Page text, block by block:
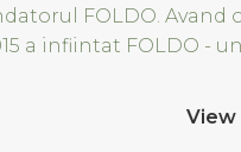
FOLDO.
a infiintat FOLDO -
View